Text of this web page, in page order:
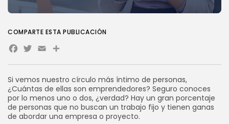
Novedades
afecta...
WooCommerce en VPS:
rendimiento, velocidad y...
PORSEBASTIÁN PINEDA 21 JULIO, 2026
CATEGORÍAS DE TENDENCIA
Si vemos nuestro círculo más íntimo de personas,
¿Cuántas de ellas son emprendedores? Seguro conoces
por lo menos uno o dos, ¿verdad? Hay un gran porcentaje
de personas que no buscan un trabajo fijo y tienen ganas
de abordar una empresa o proyecto.
COMPARTE ESTA PUBLICACIÓN
Facebook
Twitter
EmailShare